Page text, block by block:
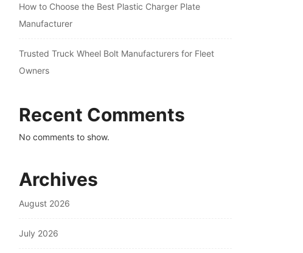
How to Choose the Best Plastic Charger Plate
Manufacturer
Trusted Truck Wheel Bolt Manufacturers for Fleet
Owners
Recent Comments
No comments to show.
Archives
August 2026
July 2026